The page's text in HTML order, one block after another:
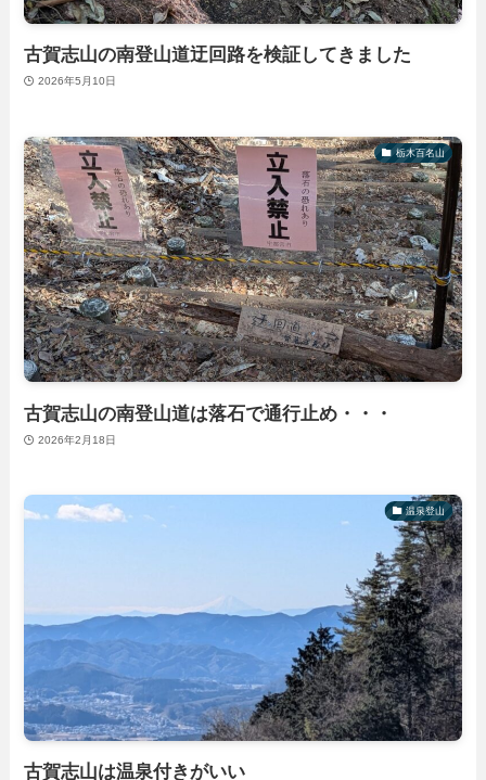
古賀志山の南登山道迂回路を検証してきました
2026年5月10日
栃木百名山
古賀志山の南登山道は落石で通行止め・・・
2026年2月18日
温泉登山
古賀志山は温泉付きがいい